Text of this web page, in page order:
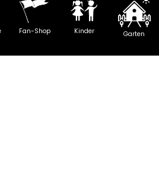
Fan-Shop Kinder Garten